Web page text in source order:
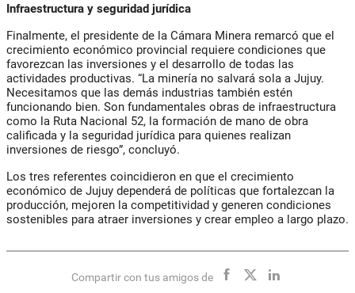
Infraestructura y seguridad jurídica
Finalmente, el presidente de la Cámara Minera remarcó que el
crecimiento económico provincial requiere condiciones que
favorezcan las inversiones y el desarrollo de todas las
actividades productivas. “La minería no salvará sola a Jujuy.
Necesitamos que las demás industrias también estén
funcionando bien. Son fundamentales obras de infraestructura
como la Ruta Nacional 52, la formación de mano de obra
calificada y la seguridad jurídica para quienes realizan
inversiones de riesgo”, concluyó.
Los tres referentes coincidieron en que el crecimiento
económico de Jujuy dependerá de políticas que fortalezcan la
producción, mejoren la competitividad y generen condiciones
sostenibles para atraer inversiones y crear empleo a largo plazo.
Compartir con tus amigos de